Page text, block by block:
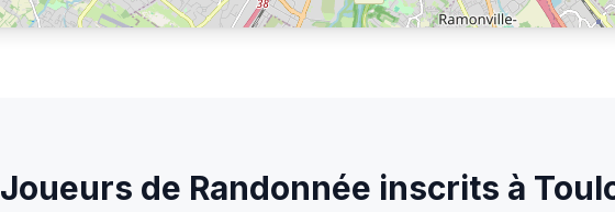
Joueurs de Randonnée inscrits à